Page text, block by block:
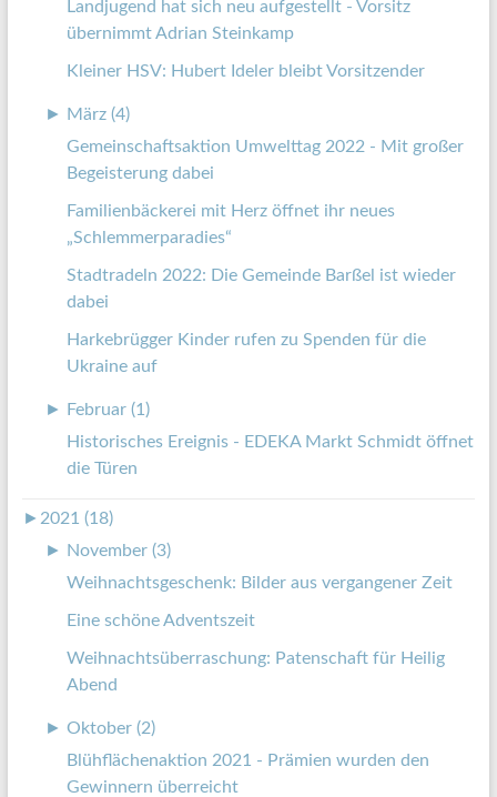
Landjugend hat sich neu aufgestellt - Vorsitz
übernimmt Adrian Steinkamp
Kleiner HSV: Hubert Ideler bleibt Vorsitzender
►
März (4)
Gemeinschaftsaktion Umwelttag 2022 - Mit großer
Begeisterung dabei
Familienbäckerei mit Herz öffnet ihr neues
„Schlemmerparadies“
Stadtradeln 2022: Die Gemeinde Barßel ist wieder
dabei
Harkebrügger Kinder rufen zu Spenden für die
Ukraine auf
►
Februar (1)
Historisches Ereignis - EDEKA Markt Schmidt öffnet
die Türen
► 2021 (18)
►
November (3)
Weihnachtsgeschenk: Bilder aus vergangener Zeit
Eine schöne Adventszeit
Weihnachtsüberraschung: Patenschaft für Heilig
Abend
► Oktober (2)
Blühflächenaktion 2021 - Prämien wurden den
Gewinnern überreicht